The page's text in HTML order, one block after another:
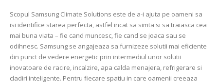
Scopul Samsung Climate Solutions este de a-i ajuta pe oameni sa
isi identifice starea perfecta, astfel incat sa simta si sa traiasca cea
mai buna viata – fie cand muncesc, fie cand se joaca sau se
odihnesc. Samsung se angajeaza sa furnizeze solutii mai eficiente
din punct de vedere energetic prin intermediul unor solutii
inovatoare de racire, incalzire, apa calda menajera, refrigerare si
cladiri inteligente. Pentru fiecare spatiu in care oamenii creeaza